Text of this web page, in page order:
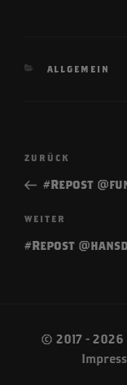
KATEGORIEN
ALLGEMEIN
Vorheriger
Beitrag
ZURÜCK
#Repost
Nächster
Beitrag
WEITER
#Repost
© 2017 - 2026